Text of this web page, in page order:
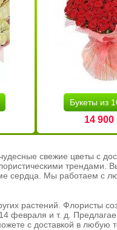
Букеты из
14 900
свежие цветы с
трендами.
сердца. Мы работаем с
растений. Флористы
февраля и т. д.
с доставкой в любую